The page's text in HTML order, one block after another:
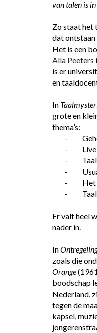
van talen is
Zo staat het
dat ontstaan
Het is een
Alla Peeters
is er
en
In
grote en
thema’s:
-
-
-
-
-
-
Er valt heel
nader in.
In
zoals die
Orange
boodschap
Nederland,
tegen de
kapsel,